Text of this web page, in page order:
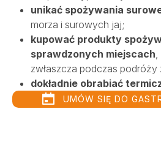
unikać spożywania
morza i surowych jaj;
kupować produkty
sprawdzonych miejscach,
zwłaszcza podczas podróży
dokładnie obrabiać
UMÓW SIĘ DO